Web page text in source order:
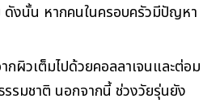
งนั้น หากคนในครอบครัวมีปัญหา
ผิวเต็มไปด้วยคอลลาเจนและต่อม
รรมชาติ นอกจากนี้ ช่วงวัยรุ่นยัง